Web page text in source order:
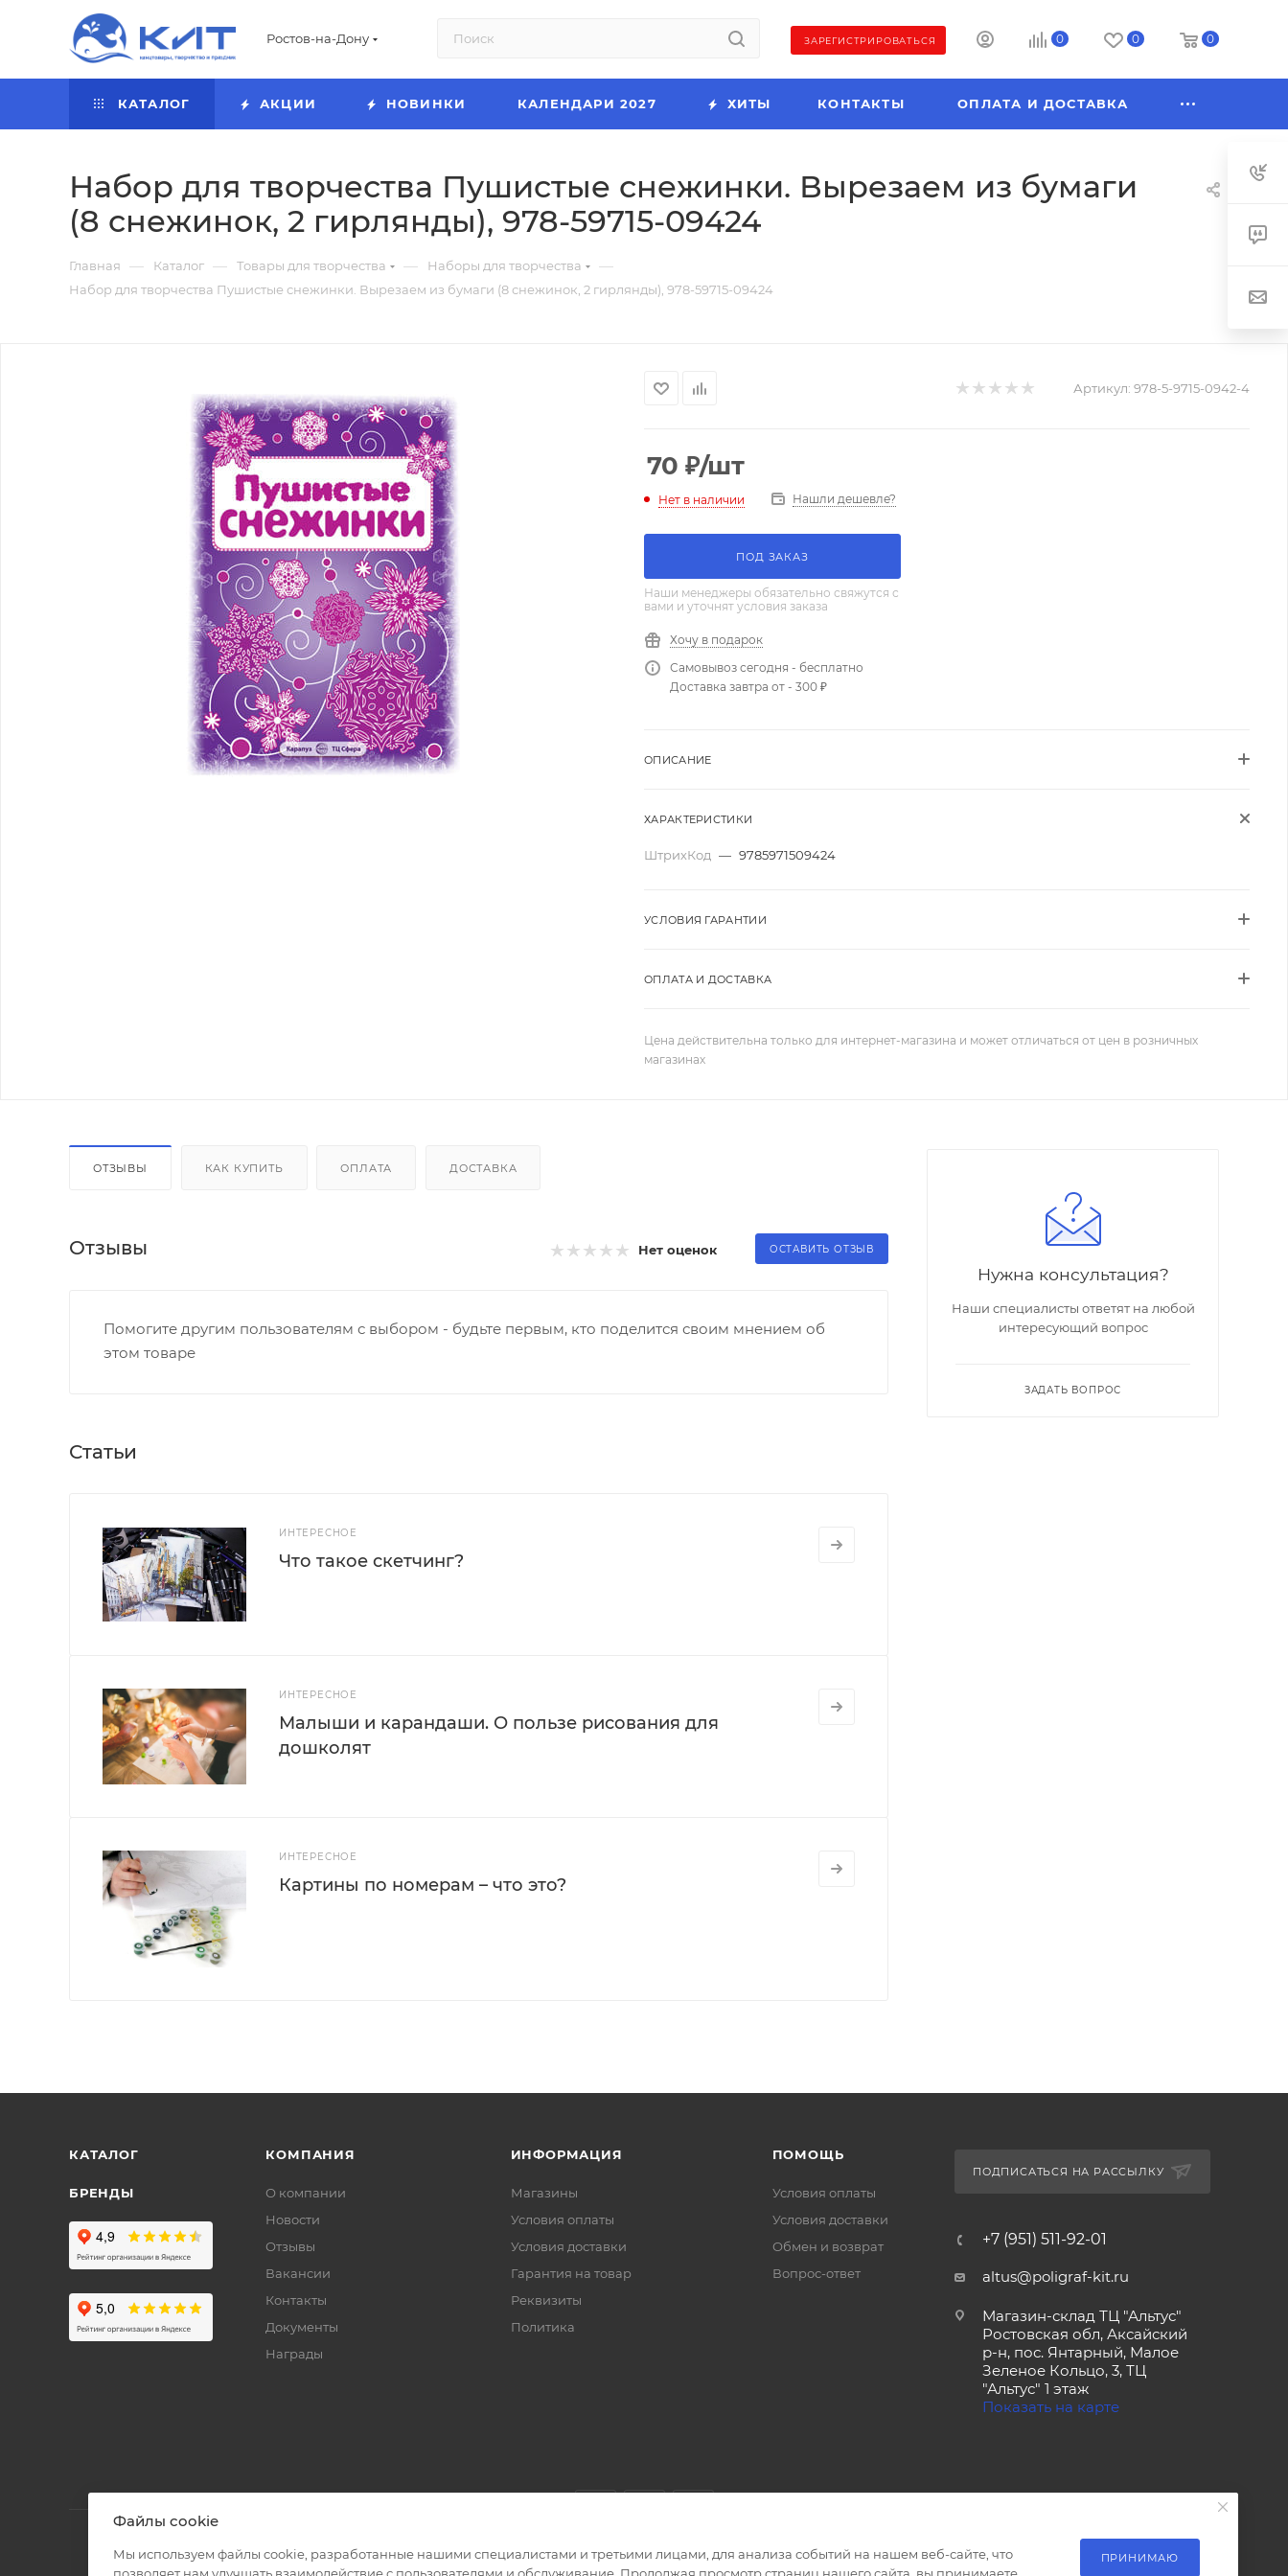
Ростов-на-Дону ЗАРЕГИСТРИРОВАТЬСЯ 0 0 0
КАТАЛОГ АКЦИИ НОВИНКИ КАЛЕНДАРИ 2027 ХИТЫ КОНТАКТЫ ОПЛАТА И ДОСТАВКА
Набор для творчества Пушистые снежинки. Вырезаем из бумаги
(8 снежинок, 2 гирлянды), 978-59715-09424
Главная — Каталог — Товары для творчества — Наборы для творчества —
Набор для творчества Пушистые снежинки. Вырезаем из бумаги (8 снежинок, 2 гирлянды), 978-59715-09424
Артикул: 978-5-9715-0942-4
70 ₽/шт
Нет в наличии Нашли дешевле?
ПОД ЗАКАЗ
Наши менеджеры обязательно свяжутся с
вами и уточнят условия заказа
Хочу в подарок
Самовывоз сегодня - бесплатно
Доставка завтра от - 300 ₽
ОПИСАНИЕ
ХАРАКТЕРИСТИКИ
ШтрихКод — 9785971509424
УСЛОВИЯ ГАРАНТИИ
ОПЛАТА И ДОСТАВКА
Цена действительна только для интернет-магазина и может отличаться от цен в розничных
магазинах
ОТЗЫВЫ КАК КУПИТЬ ОПЛАТА ДОСТАВКА
Отзывы Нет оценок ОСТАВИТЬ ОТЗЫВ
Помогите другим пользователям с выбором - будьте первым, кто поделится своим мнением об
этом товаре
Статьи
ИНТЕРЕСНОЕ
Что такое скетчинг?
ИНТЕРЕСНОЕ
Малыши и карандаши. О пользе рисования для
дошколят
ИНТЕРЕСНОЕ
Картины по номерам – что это?
Нужна консультация?
Наши специалисты ответят на любой
интересующий вопрос
ЗАДАТЬ ВОПРОС
КАТАЛОГ
БРЕНДЫ
КОМПАНИЯ
О компании
Новости
Отзывы
Вакансии
Контакты
Документы
Награды
ИНФОРМАЦИЯ
Магазины
Условия оплаты
Условия доставки
Гарантия на товар
Реквизиты
Политика
ПОМОЩЬ
Условия оплаты
Условия доставки
Обмен и возврат
Вопрос-ответ
ПОДПИСАТЬСЯ НА РАССЫЛКУ
+7 (951) 511-92-01
altus@poligraf-kit.ru
Магазин-склад ТЦ "Альтус"
Ростовская обл, Аксайский
р-н, пос. Янтарный, Малое
Зеленое Кольцо, 3, ТЦ
"Альтус" 1 этаж
Показать на карте
Файлы cookie
Мы используем файлы cookie, разработанные нашими специалистами и третьими лицами, для анализа событий на нашем веб-сайте, что
ПРИНИМАЮ